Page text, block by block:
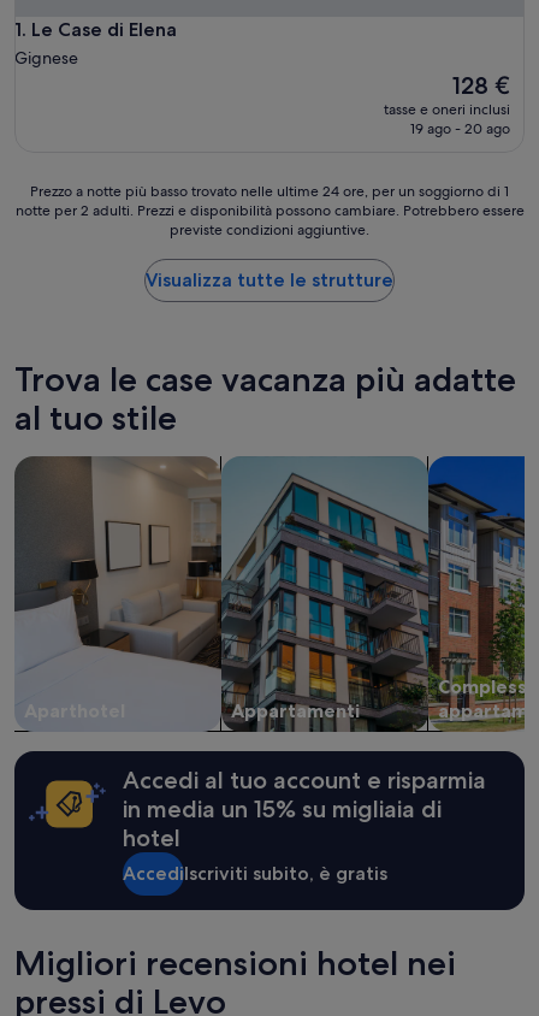
1. Le Case di Elena
Le Case di Elena
Gignese
Il
prezzo
attuale
128 €
tasse e oneri inclusi
19 ago - 20 ago
Prezzo
a
24
ore,
per
un
di
adulti.
Prezzi
disponibilità
possono
essere
previste
condizioni
aggiuntive.
Prezzo a notte più basso trovato nelle ultime 24 ore, per un soggiorno di 1
notte per 2 adulti. Prezzi e disponibilità possono cambiare. Potrebbero essere
previste condizioni aggiuntive.
Visualizza tutte le strutture
Trova le case vacanza più adatte
al tuo stile
Aparthotel
cerca aparthotel
Appartamenti
cerca appartamenti
Complessi
cerca
Accedi al tuo account e risparmia
in media un 15% su migliaia di
hotel
AccediIscriviti subito, è gratis
Migliori recensioni hotel nei
pressi di Levo